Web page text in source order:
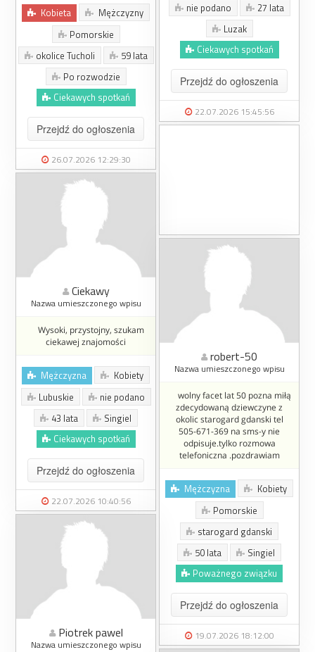
Kobieta
Mężczyzny
Pomorskie
okolice Tucholi
59 lata
Po rozwodzie
Ciekawych spotkań
Przejdź do ogłoszenia
26.07.2026 12:29:30
nie podano
27 lata
Luzak
Ciekawych spotkań
Przejdź do ogłoszenia
22.07.2026 15:45:56
Ciekawy
Nazwa umieszczonego wpisu
Wysoki, przystojny, szukam
ciekawej znajomości
Mężczyzna
Kobiety
Lubuskie
nie podano
43 lata
Singiel
Ciekawych spotkań
Przejdź do ogłoszenia
22.07.2026 10:40:56
robert-50
Nazwa umieszczonego wpisu
wolny facet lat 50 pozna miłą
zdecydowaną dziewczyne z
okolic starogard gdanski tel
505-671-369 na sms-y nie
odpisuje.tylko rozmowa
telefoniczna .pozdrawiam
Mężczyzna
Kobiety
Pomorskie
starogard gdanski
50 lata
Singiel
Poważnego związku
Przejdź do ogłoszenia
19.07.2026 18:12:00
Piotrek pawel
Nazwa umieszczonego wpisu